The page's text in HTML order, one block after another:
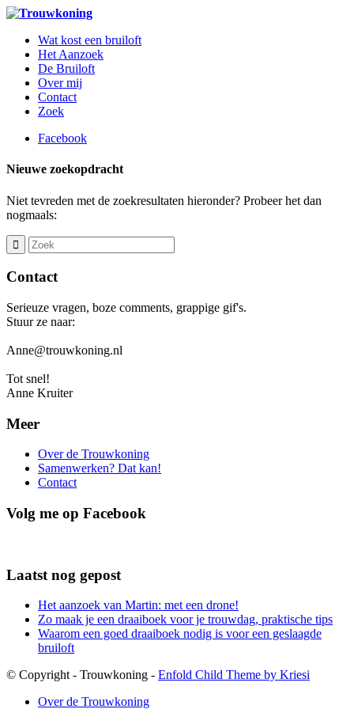
Wat kost een bruiloft
Het Aanzoek
De Bruiloft
Over mij
Contact
Zoek
Facebook
Nieuwe zoekopdracht
Niet tevreden met de zoekresultaten hieronder? Probeer het dan
nogmaals:
Contact
Serieuze vragen, boze comments, grappige gif's.
Stuur ze naar:
Anne@trouwkoning.nl
Tot snel!
Anne Kruiter
Meer
Over de Trouwkoning
Samenwerken? Dat kan!
Contact
Volg me op Facebook
Laatst nog gepost
Het aanzoek van Martin: met een drone!
Zo maak je een draaiboek voor je trouwdag, praktische tips
Waarom een goed draaiboek nodig is voor een geslaagde
bruiloft
© Copyright - Trouwkoning - Enfold Child Theme by Kriesi
Over de Trouwkoning